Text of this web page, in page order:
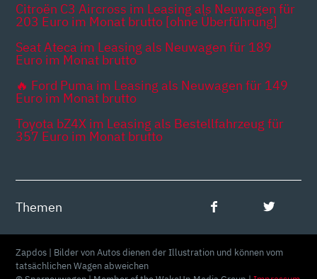
Citroën C3 Aircross im Leasing als Neuwagen für
203 Euro im Monat brutto [ohne Überführung]
Seat Ateca im Leasing als Neuwagen für 189
Euro im Monat brutto
🔥 Ford Puma im Leasing als Neuwagen für 149
Euro im Monat brutto
Toyota bZ4X im Leasing als Bestellfahrzeug für
357 Euro im Monat brutto
Themen
Zapdos | Bilder von Autos dienen der Illustration und können vom
tatsächlichen Wagen abweichen